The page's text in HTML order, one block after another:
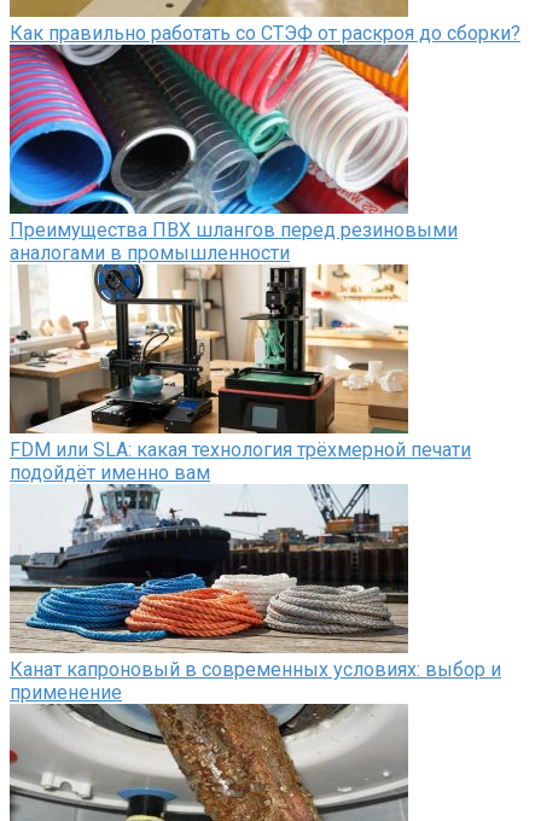
Как правильно работать со СТЭФ от раскроя до сборки?
Преимущества ПВХ шлангов перед резиновыми
аналогами в промышленности
FDM или SLA: какая технология трёхмерной печати
подойдёт именно вам
Канат капроновый в современных условиях: выбор и
применение